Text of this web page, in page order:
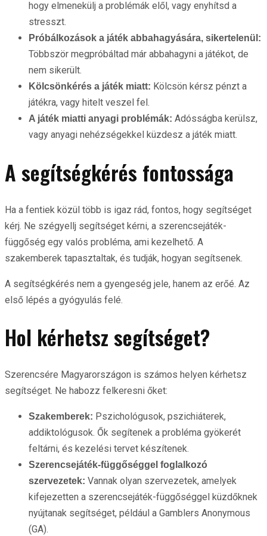
hogy elmenekülj a problémák elől, vagy enyhítsd a
stresszt.
Próbálkozások a játék abbahagyására, sikertelenül:
Többször megpróbáltad már abbahagyni a játékot, de
nem sikerült.
Kölcsönkérés a játék miatt: Kölcsön kérsz pénzt a
játékra, vagy hitelt veszel fel.
A játék miatti anyagi problémák: Adósságba kerülsz,
vagy anyagi nehézségekkel küzdesz a játék miatt.
A segítségkérés fontossága
Ha a fentiek közül több is igaz rád, fontos, hogy segítséget
kérj. Ne szégyellj segítséget kérni, a szerencsejáték-
függőség egy valós probléma, ami kezelhető. A
szakemberek tapasztaltak, és tudják, hogyan segítsenek.
A segítségkérés nem a gyengeség jele, hanem az erőé. Az
első lépés a gyógyulás felé.
Hol kérhetsz segítséget?
Szerencsére Magyarországon is számos helyen kérhetsz
segítséget. Ne habozz felkeresni őket:
Szakemberek: Pszichológusok, pszichiáterek,
addiktológusok. Ők segítenek a probléma gyökerét
feltárni, és kezelési tervet készítenek.
Szerencsejáték-függőséggel foglalkozó
szervezetek: Vannak olyan szervezetek, amelyek
kifejezetten a szerencsejáték-függőséggel küzdőknek
nyújtanak segítséget, például a Gamblers Anonymous
(GA).